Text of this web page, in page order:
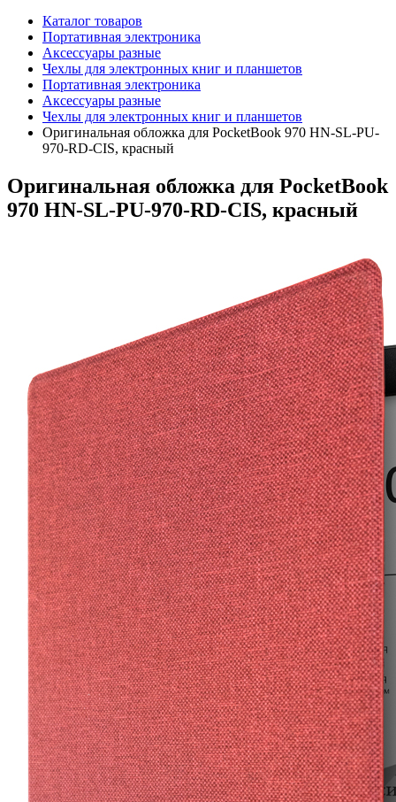
Каталог товаров
Портативная электроника
Аксессуары разные
Чехлы для электронных книг и планшетов
Портативная электроника
Аксессуары разные
Чехлы для электронных книг и планшетов
Оригинальная обложка для PocketBook 970 HN-SL-PU-
970-RD-CIS, красный
Оригинальная обложка для PocketBook
970 HN-SL-PU-970-RD-CIS, красный